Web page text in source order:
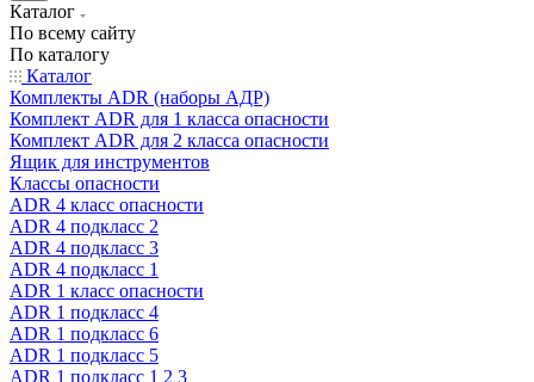
Каталог
По всему сайту
По каталогу
Каталог
Комплекты ADR (наборы АДР)
Комплект ADR для 1 класса опасности
Комплект ADR для 2 класса опасности
Ящик для инструментов
Классы опасности
ADR 4 класс опасности
ADR 4 подкласс 2
ADR 4 подкласс 3
ADR 4 подкласс 1
ADR 1 класс опасности
ADR 1 подкласс 4
ADR 1 подкласс 6
ADR 1 подкласс 5
ADR 1 подкласс 1 2 3